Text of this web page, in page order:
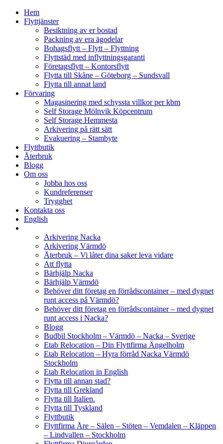
Hem
Flyttjänster
Besiktning av er bostad
Packning av era ägodelar
Bohagsflytt – Flytt – Flyttning
Flyttstäd med inflyttningsgaranti
Företagsflytt – Kontorsflytt
Flytta till Skåne – Göteborg – Sundsvall
Flytta till annat land
Förvaring
Magasinering med schyssta villkor per kbm
Self Storage Mölnvik Köpcentrum
Self Storage Hemmesta
Arkivering på rätt sätt
Evakuering – Stambyte
Flyttbutik
Återbruk
Blogg
Om oss
Jobba hos oss
Kundreferenser
Trygghet
Kontakta oss
English
Arkivering Nacka
Arkivering Värmdö
Återbruk – Vi låter dina saker leva vidare
Att flytta
Bärhjälp Nacka
Bärhjälp Värmdö
Behöver ditt företag en förrådscontainer – med dygnet
runt access på Värmdö?
Behöver ditt företag en förrådscontainer – med dygnet
runt access i Nacka?
Blogg
Budbil Stockholm – Värmdö – Nacka – Sverige
Etab Relocation – Din Flyttfirma Ängelholm
Etab Relocation – Hyra förråd Nacka Värmdö
Stockholm
Etab Relocation in English
Flytta till annan stad?
Flytta till Grekland
Flytta till Italien.
Flytta till Tyskland
Flyttbutik
Flyttfirma Åre – Sälen – Stöten – Vemdalen – Kläppen
– Lindvallen – Stockholm